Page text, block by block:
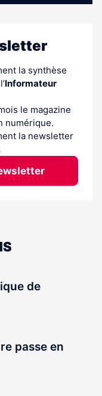
la synthèse
Informateur
le magazine
numérique.
la newsletter
de
passe en